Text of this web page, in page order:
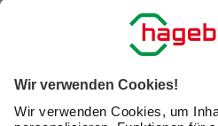
Leimholzplatten
Umsetzung von Projekten, da
der Größe des Baumes
Aus welchen Materialien sind